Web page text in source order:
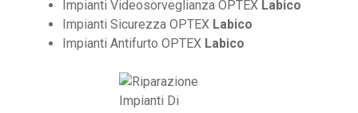
Impianti Videosorveglianza OPTEX Labico
Impianti Sicurezza OPTEX Labico
Impianti Antifurto OPTEX Labico